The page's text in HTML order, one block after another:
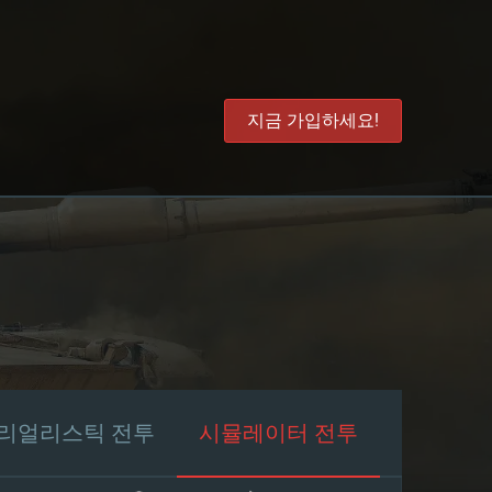
지금 가입하세요!
얼리스틱 전투 시뮬레이터 전투